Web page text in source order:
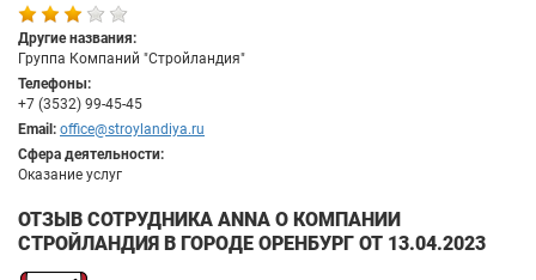
Другие названия:
Группа Компаний "Стройландия"
Телефоны:
+7 (3532) 99-45-45
Email: office@stroylandiya.ru
Сфера деятельности:
Оказание услуг
ОТЗЫВ СОТРУДНИКА ANNA О КОМПАНИИ
СТРОЙЛАНДИЯ В ГОРОДЕ ОРЕНБУРГ ОТ 13.04.2023